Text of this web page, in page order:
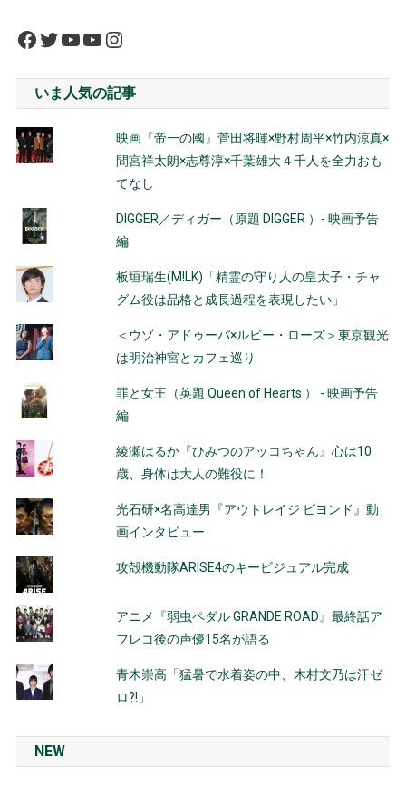
Facebook
Twitter
YouTube
YouTube
Instagram
いま人気の記事
映画『帝一の國』菅田将暉×野村周平×竹内涼真×
間宮祥太朗×志尊淳×千葉雄大４千人を全力おも
てなし
DIGGER／ディガー（原題 DIGGER ）- 映画予告
編
板垣瑞生(M!LK)「精霊の守り人の皇太子・チャ
グム役は品格と成長過程を表現したい」
＜ウゾ・アドゥーバ×ルビー・ローズ＞東京観光
は明治神宮とカフェ巡り
罪と女王（英題 Queen of Hearts ） - 映画予告
編
綾瀬はるか『ひみつのアッコちゃん』心は10
歳、身体は大人の難役に！
光石研×名高達男『アウトレイジ ビヨンド』動
画インタビュー
攻殻機動隊ARISE4のキービジュアル完成
アニメ『弱虫ペダル GRANDE ROAD』最終話ア
フレコ後の声優15名が語る
青木崇高「猛暑で水着姿の中、木村文乃は汗ゼ
ロ?!」
NEW